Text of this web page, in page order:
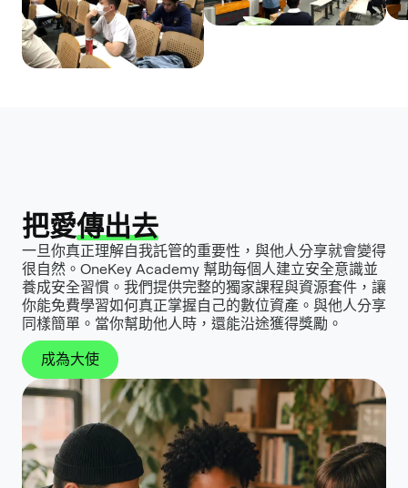
把愛傳出去
一旦你真正理解自我託管的重要性，與他人分享就會變得
很自然。OneKey Academy 幫助每個人建立安全意識並
養成安全習慣。我們提供完整的獨家課程與資源套件，讓
你能免費學習如何真正掌握自己的數位資產。與他人分享
同樣簡單。當你幫助他人時，還能沿途獲得獎勵。
成為大使